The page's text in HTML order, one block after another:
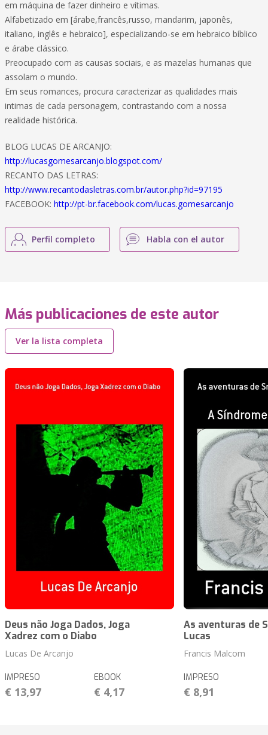
em máquina de fazer dinheiro e vítimas.
Alfabetizado em [árabe,francês,russo, mandarim, japonês,
italiano, inglês e hebraico], especializando-se em hebraico bíblico
e árabe clássico.
Preocupado com as causas sociais, e as mazelas humanas que
assolam o mundo.
Em seus romances, procura caracterizar as qualidades mais
intimas de cada personagem, contrastando com a nossa
realidade histórica.
BLOG LUCAS DE ARCANJO:
http://lucasgomesarcanjo.blogspot.com/
RECANTO DAS LETRAS:
http://www.recantodasletras.com.br/autor.php?id=97195
FACEBOOK: http://pt-br.facebook.com/lucas.gomesarcanjo
Perfil completo Habla con el autor
Más publicaciones de este autor
Ver la lista completa
Deus não Joga Dados, Joga
Xadrez com o Diabo
Lucas De Arcanjo
IMPRESO
€ 13,97
EBOOK
€ 4,17
As aventuras de
Lucas
Francis Malcom
IMPRESO
€ 8,91